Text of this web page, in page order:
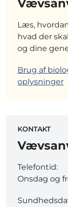
Læs,
hvad der
og dine
Brug af
oplysninger
KONTAKT
Telefontid:
Onsdag og